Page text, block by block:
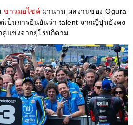
ข่าวมอไซค์ มานาน ผลงานของ Ogura
เป็นการยืนยันว่า talent จากญี่ปุ่นยังคง
แข่งจากยุโรปก็ตาม